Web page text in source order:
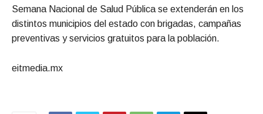
Semana Nacional de Salud Pública se extenderán en los
distintos municipios del estado con brigadas, campañas
preventivas y servicios gratuitos para la población.
eitmedia.mx